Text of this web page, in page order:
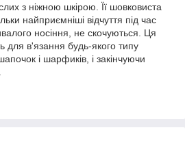
з ніжною шкірою. Її шовковиста
найприємніші відчуття під час
носіння, не скочуються. Ця
для в'язання будь-якого типу
і шарфиків, і закінчуючи